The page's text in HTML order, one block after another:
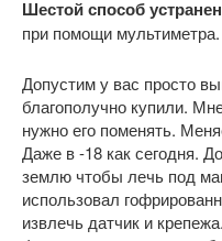
Шестой способ
при помощи мультиметра.
Допустим у вас просто
благополучно купили.
нужно его поменять.
Даже в -18 как сегодня.
землю чтобы лечь под
использовал
извлечь датчик и